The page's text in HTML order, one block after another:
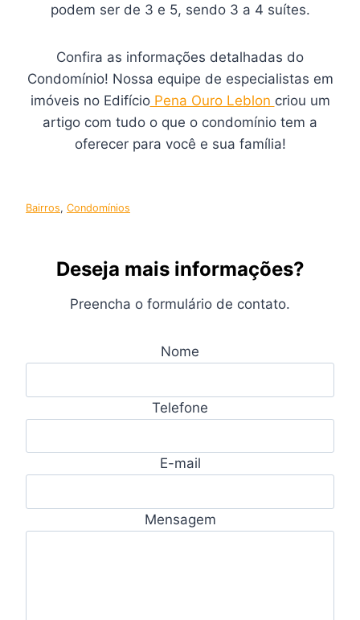
podem ser de 3 e 5, sendo 3 a 4 suítes.
Confira as informações detalhadas do
Condomínio! Nossa equipe de especialistas em
imóveis no EdifícioPena Ouro Leblon criou um
artigo com tudo o que o condomínio tem a
oferecer para você e sua família!
Bairros, Condomínios
Deseja mais informações?
Preencha o formulário de contato.
Nome
Telefone
E-mail
Mensagem